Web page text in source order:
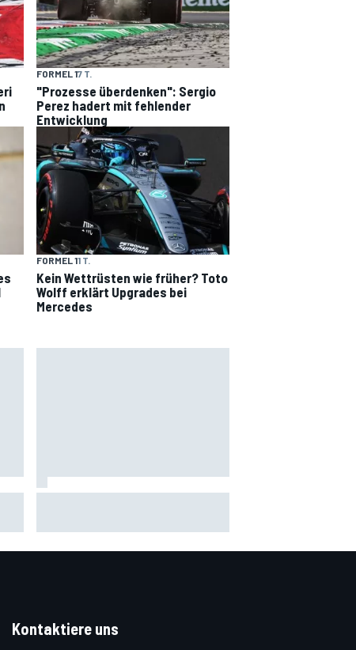
FORMEL 17 T.
"Prozesse überdenken": Sergio
Perez hadert mit fehlender
Entwicklung
FORMEL 11 T.
Kein Wettrüsten wie früher? Toto
Wolff erklärt Upgrades bei
Mercedes
Kontaktiere uns